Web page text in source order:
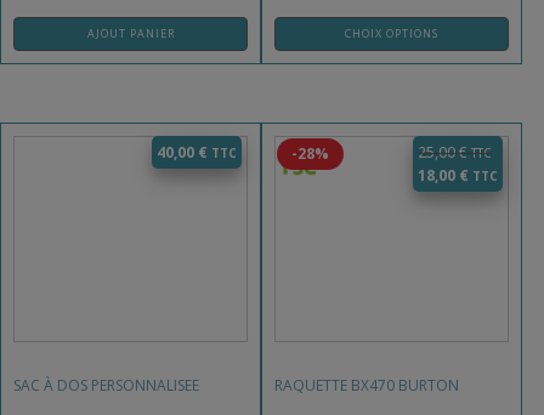
AJOUT PANIER CHOIX OPTIONS
SAC À DOS PERSONNALISEE
40,00 € -28%
RAQUETTE BX470 BURTON
25,00€
18,00 €